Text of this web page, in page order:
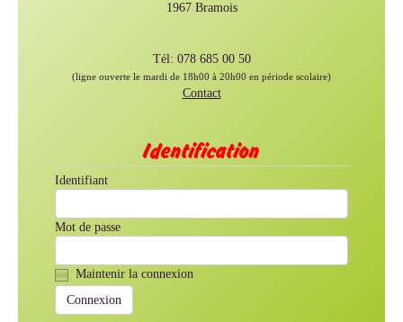
1967 Bramois
Tél: 078 685 00 50
(ligne ouverte le mardi de 18h00 à 20h00 en période scolaire)
Contact
Identification
Identifiant
Mot de passe
Maintenir la connexion